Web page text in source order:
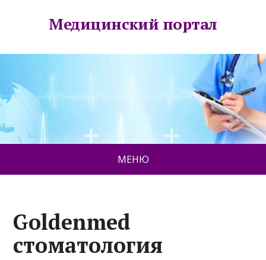
Медицинский портал
МЕНЮ
Goldenmed
стоматология